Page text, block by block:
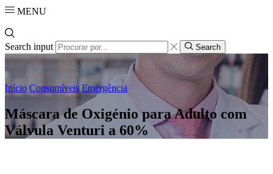
MENU
Search input Search
Início Consumíveis Emergência
Máscara de Oxigénio para Adulto com
Válvula Venturi a 60%